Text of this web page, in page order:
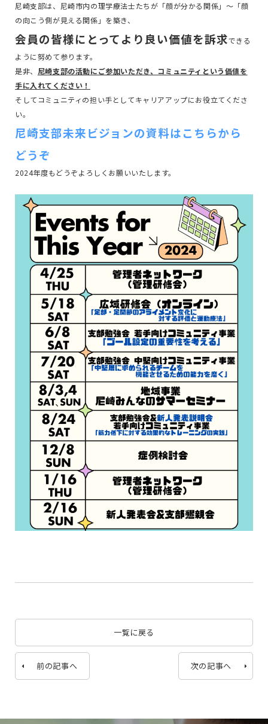
尼崎支部は、尼崎市内の理学療法士たちが「顔が分かる関係」～「顔
の向こう側が見える関係」を築き、
会員の皆様にとってより良い価値を訴求できる
ように努めて参ります。
是非、 尼崎支部の活動にご参加いただき、コミュニティという価値を
手に入れてください！
そしてコミュニティの担い手としてキャリアアップにお役立てくださ
い。
尼崎支部未来ビジョンの資料はこちらから
どうぞ
2024年度もどうぞよろしくお願いいたします。
一覧に戻る
前の記事へ 次の記事へ